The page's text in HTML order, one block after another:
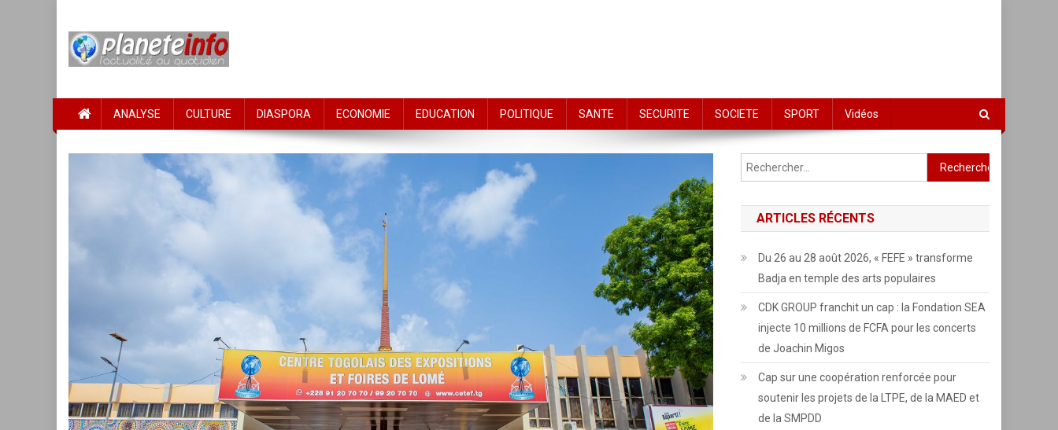
content
ANALYSE CULTURE DIASPORA ECONOMIE EDUCATION POLITIQUE SANTE SECURITE SOCIETE SPORT Vidéos
Rechercher :
ARTICLES RÉCENTS
Du 26 au 28 août 2026, « FEFE » transforme
Badja en temple des arts populaires
CDK GROUP franchit un cap : la Fondation SEA
injecte 10 millions de FCFA pour les concerts
de Joachin Migos
Cap sur une coopération renforcée pour
soutenir les projets de la LTPE, de la MAED et
de la SMPDD